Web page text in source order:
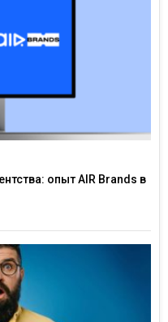
опыт AIR Brands в